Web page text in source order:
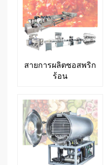
สายการผลิตซอสพริก
ร้อน